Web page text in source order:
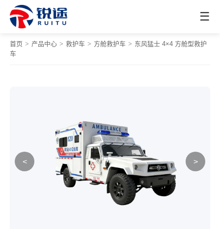
☰
首页 > 产品中心 > 救护车 > 方舱救护车 > 东风猛士 4×4 方舱型救护
车
< >